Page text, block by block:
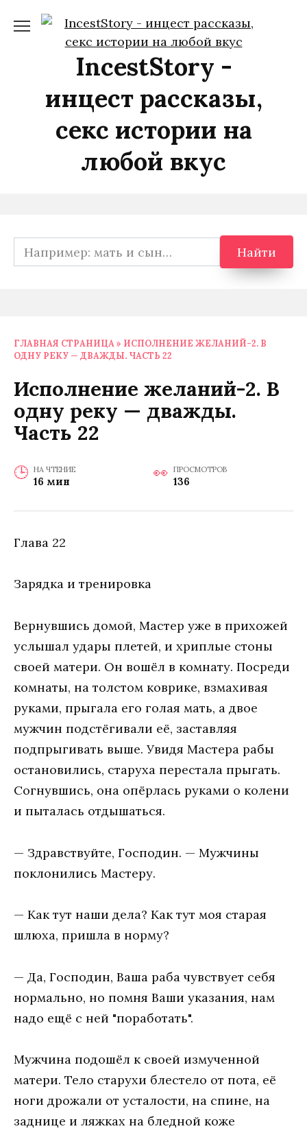
содержанию
IncestStory -
инцест рассказы,
секс истории на
любой вкус
Search
for:
Найти
ГЛАВНАЯ СТРАНИЦА » ИСПОЛНЕНИЕ ЖЕЛАНИЙ-2. В
ОДНУ РЕКУ — ДВАЖДЫ. ЧАСТЬ 22
Исполнение желаний-2. В
одну реку — дважды.
Часть 22
НА ЧТЕНИЕ
16 мин
ПРОСМОТРОВ
136
Глава 22
Зарядка и тренировка
Вернувшись домой, Мастер уже в прихожей
услышал удары плетей, и хриплые стоны
своей матери. Он вошёл в комнату. Посреди
комнаты, на толстом коврике, взмахивая
руками, прыгала его голая мать, а двое
мужчин подстёгивали её, заставляя
подпрыгивать выше. Увидя Мастера рабы
остановились, старуха перестала прыгать.
Согнувшись, она опёрлась руками о колени
и пыталась отдышаться.
— Здравствуйте, Господин. — Мужчины
поклонились Мастеру.
— Как тут наши дела? Как тут моя старая
шлюха, пришла в норму?
— Да, Господин, Ваша раба чувствует себя
нормально, но помня Ваши указания, нам
надо ещё с ней "поработать".
Мужчина подошёл к своей измученной
матери. Тело старухи блестело от пота, её
ноги дрожали от усталости, на спине, на
заднице и ляжках на бледной коже